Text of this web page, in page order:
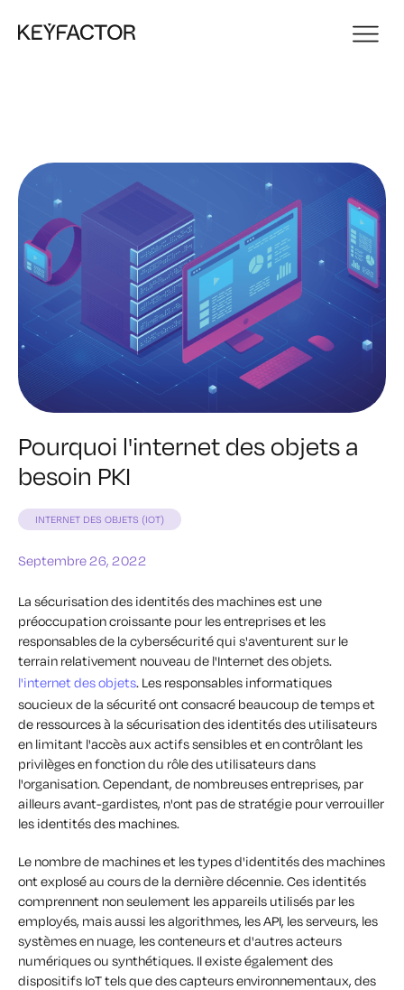
Pourquoi l'internet des objets a
besoin PKI
INTERNET DES OBJETS (IOT)
Septembre 26, 2022
La sécurisation des identités des machines est une
préoccupation croissante pour les entreprises et les
responsables de la cybersécurité qui s'aventurent sur le
terrain relativement nouveau de l'Internet des objets.
l'internet des objets. Les responsables informatiques
soucieux de la sécurité ont consacré beaucoup de temps et
de ressources à la sécurisation des identités des utilisateurs
en limitant l'accès aux actifs sensibles et en contrôlant les
privilèges en fonction du rôle des utilisateurs dans
l'organisation. Cependant, de nombreuses entreprises, par
ailleurs avant-gardistes, n'ont pas de stratégie pour verrouiller
les identités des machines.
Le nombre de machines et les types d'identités des machines
ont explosé au cours de la dernière décennie. Ces identités
comprennent non seulement les appareils utilisés par les
employés, mais aussi les algorithmes, les API, les serveurs, les
systèmes en nuage, les conteneurs et d'autres acteurs
numériques ou synthétiques. Il existe également des
dispositifs IoT tels que des capteurs environnementaux, des